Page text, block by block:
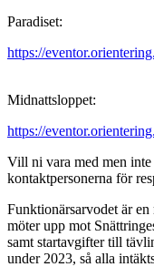
Paradiset:
https://
Midnattsloppet:
https://
Vill ni vara med men inte
kontaktpersonerna för
Funktionärsarvodet är
möter upp mot
samt startavgifter till
under 2023, så alla